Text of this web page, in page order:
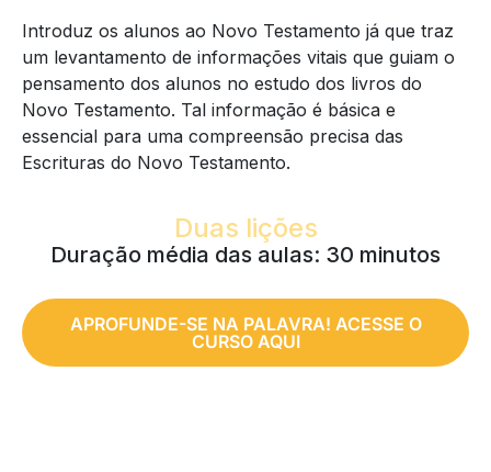
Introduz os alunos ao Novo Testamento já que traz
um levantamento de informações vitais que guiam o
pensamento dos alunos no estudo dos livros do
Novo Testamento. Tal informação é básica e
essencial para uma compreensão precisa das
Escrituras do Novo Testamento.
Duas lições
Duração média das aulas: 30 minutos
APROFUNDE-SE NA PALAVRA! ACESSE O
CURSO AQUI